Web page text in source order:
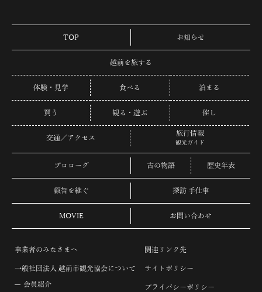
TOP お知らせ
越前を旅する
体験・見学 食べる 泊まる
買う 観る・遊ぶ 催し
交通／アクセス
旅行情報
観光ガイド
プロローグ 古の物語 歴史年表
叡智を継ぐ 探訪 手仕事
MOVIE お問い合わせ
事業者のみなさまへ
一般社団法人 越前市観光協会について
会員紹介
関連リンク先
サイトポリシー
プライバシーポリシー